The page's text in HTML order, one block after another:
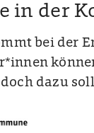
in der
bei der
dazu